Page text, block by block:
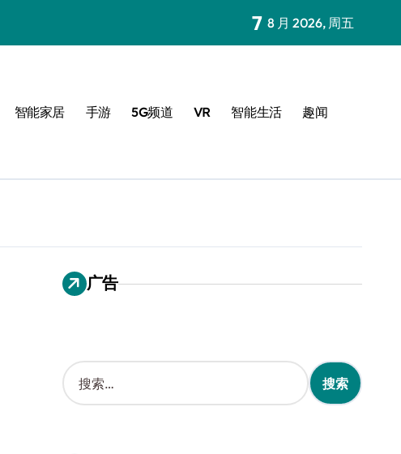
7 8 月 2026, 周五
智能家居 手游 5G频道 VR 智能生活 趣闻
广告
搜
索
：